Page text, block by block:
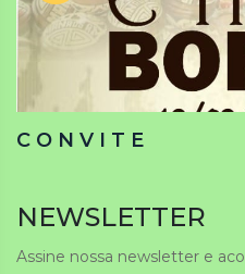
C O N V I T E
NEWSLETTER
Assine nossa newsletter e